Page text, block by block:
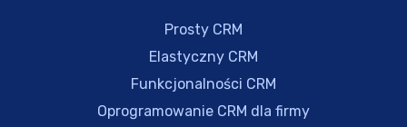
Prosty CRM
Elastyczny CRM
Funkcjonalności CRM
Oprogramowanie CRM dla firmy